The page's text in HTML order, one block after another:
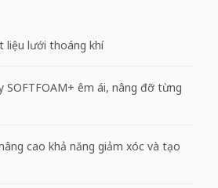
liệu lưới thoáng khí
SOFTFOAM+ êm ái, nâng đỡ từng
cao khả năng giảm xóc và tạo